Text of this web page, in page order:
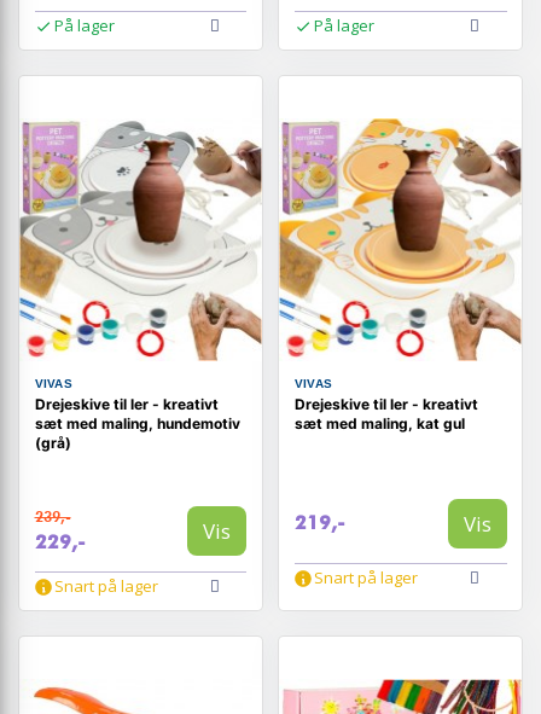
På lager På lager
VIVAS
Drejeskive til ler - kreativt
sæt med maling, hundemotiv
(grå)
239,-
229,- Vis
Snart på lager
VIVAS
Drejeskive til ler - kreativt
sæt med maling, kat gul
219,- Vis
Snart på lager